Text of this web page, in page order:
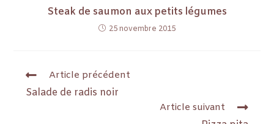
Steak de saumon aux petits légumes
25 novembre 2015
Article précédent
Salade de radis noir
Article suivant